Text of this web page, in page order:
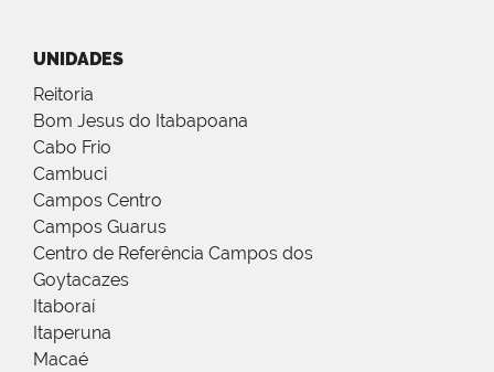
UNIDADES
Reitoria
Bom Jesus do Itabapoana
Cabo Frio
Cambuci
Campos Centro
Campos Guarus
Centro de Referência Campos dos
Goytacazes
Itaboraí
Itaperuna
Macaé